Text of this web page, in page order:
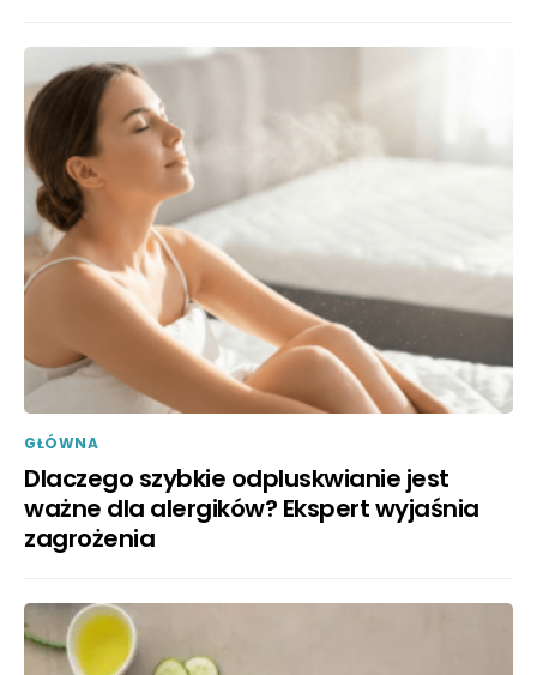
GŁÓWNA
Dlaczego szybkie odpluskwianie jest
ważne dla alergików? Ekspert wyjaśnia
zagrożenia